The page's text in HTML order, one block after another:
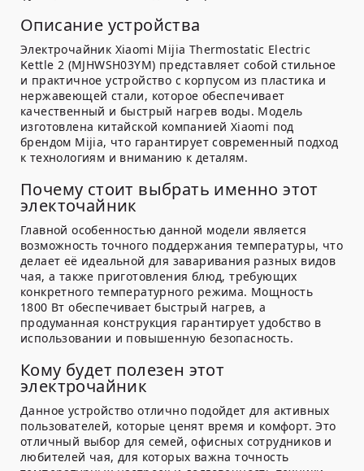
Описание устройства
Электрочайник Xiaomi Mijia Thermostatic Electric
Kettle 2 (MJHWSH03YM) представляет собой стильное
и практичное устройство с корпусом из пластика и
нержавеющей стали, которое обеспечивает
качественный и быстрый нагрев воды. Модель
изготовлена китайской компанией Xiaomi под
брендом Mijia, что гарантирует современный подход
к технологиям и вниманию к деталям.
Почему стоит выбрать именно этот
электочайник
Главной особенностью данной модели является
возможность точного поддержания температуры, что
делает её идеальной для заваривания разных видов
чая, а также приготовления блюд, требующих
конкретного температурного режима. Мощность
1800 Вт обеспечивает быстрый нагрев, а
продуманная конструкция гарантирует удобство в
использовании и повышенную безопасность.
Кому будет полезен этот
электрочайник
Данное устройство отлично подойдет для активных
пользователей, которые ценят время и комфорт. Это
отличный выбор для семей, офисных сотрудников и
любителей чая, для которых важна точность